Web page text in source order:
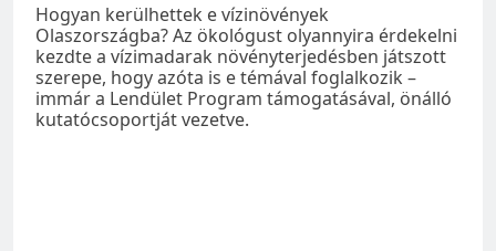
Hogyan kerülhettek e vízinövények
Olaszországba? Az ökológust olyannyira érdekelni
kezdte a vízimadarak növényterjedésben játszott
szerepe, hogy azóta is e témával foglalkozik –
immár a Lendület Program támogatásával, önálló
kutatócsoportját vezetve.